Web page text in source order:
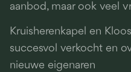
aanbod, maar ook veel
Kruisherenkapel en
succesvol verkocht en
nieuwe eigenaren